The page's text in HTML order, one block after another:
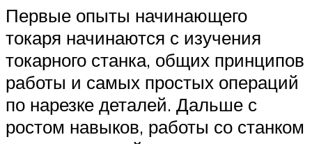
Первые опыты начинающего
токаря начинаются с изучения
токарного станка, общих принципов
работы и самых простых операций
по нарезке деталей. Дальше с
ростом навыков, работы со станком